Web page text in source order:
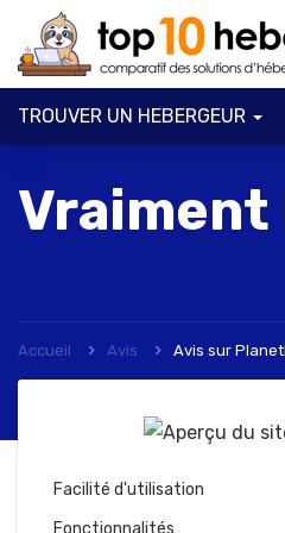
TROUVER UN HEBERGEUR
Vraiment
Accueil Avis Avis sur
Facilité d'utilisation
Fonctionnalités